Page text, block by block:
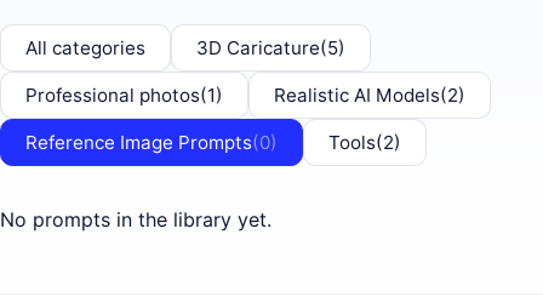
All categories 3D Caricature(5)
Professional photos(1) Realistic AI Models(2)
Reference Image Prompts(0) Tools(2)
No prompts in the library yet.